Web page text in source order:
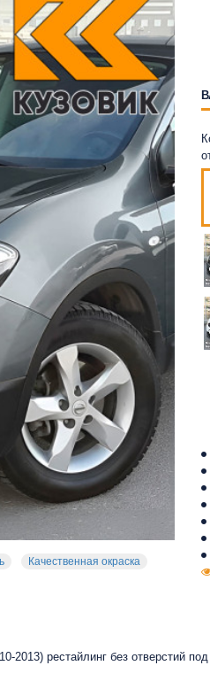
Качественная окраска
2013) рестайлинг без отверстий